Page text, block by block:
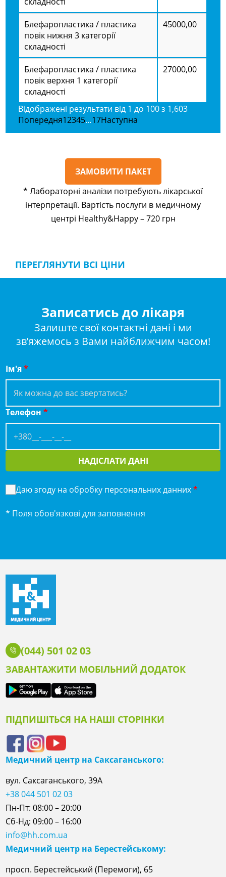
Блефаропластика / пластика
повік нижня 3 категорії
складності
45000,00
Блефаропластика / пластика
повік верхня 1 категорії
складності
27000,00
Відображені результати від 1 до 100 з 1,603
Попередня12345…17Наступна
ЗАМОВИТИ ПАКЕТ
* Лабораторні аналізи потребують лікарської
інтерпретації. Вартість послуги в медичному
центрі Healthy&Happy – 720 грн
ПЕРЕГЛЯНУТИ ВСІ ЦІНИ
Записатись до лікаря
Залиште свої контактні дані і ми
зв’яжемось з Вами найближчим часом!
Ім'я*
Телефон*
НАДІСЛАТИ ДАНІ
Даю згоду на обробку персональних данних*
* Поля обов'язкові для заповнення
(044) 501 02 03
ЗАВАНТАЖИТИ МОБІЛЬНИЙ ДОДАТОК
ПІДПИШІТЬСЯ НА НАШІ СТОРІНКИ
Медичний центр на Саксаганського:
вул. Саксаганського, 39А
+38 044 501 02 03
Пн-Пт: 08:00 – 20:00
Сб-Нд: 09:00 – 16:00
info@hh.com.ua
Медичний центр на Берестейському:
просп. Берестейський (Перемоги), 65